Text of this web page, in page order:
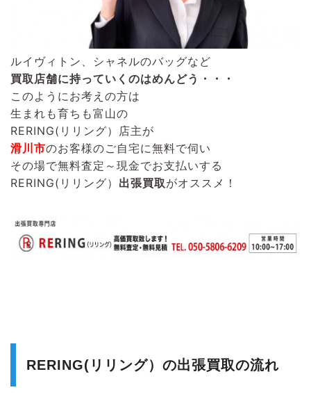
ルイヴィトン、シャネルのバッグなど
買取店舗に持っていくのはめんどう・・・
このようにお考えの方は
生まれも育ちも富山の
RERING(リリング） 店主が
滑川市のお客様のご自宅に無料で伺い
その場で無料査定～現金でお支払いする
RERING(リリング） 出張買取がオススメ！
RERING(リリング）の出張買取の流れ